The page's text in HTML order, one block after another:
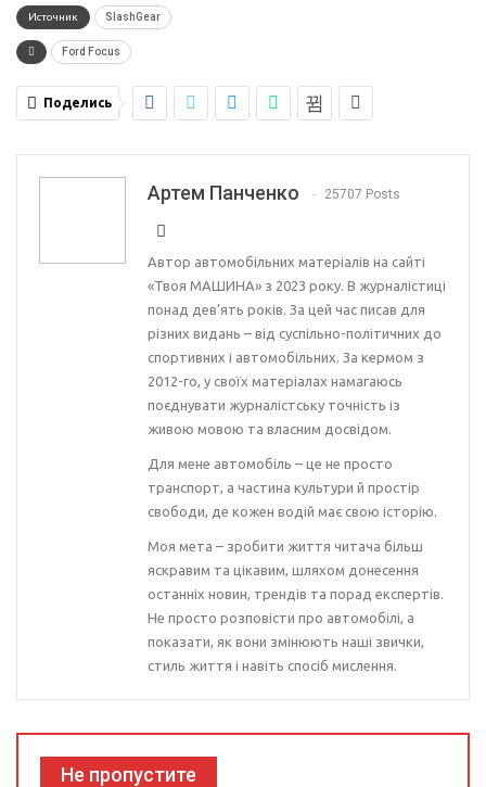
Источник SlashGear
Ford Focus
Поделись
Артем Панченко 25707 Posts
Автор автомобільних матеріалів на сайті
«Твоя МАШИНА» з 2023 року. В журналістиці
понад дев’ять років. За цей час писав для
різних видань – від суспільно-політичних до
спортивних і автомобільних. За кермом з
2012-го, у своїх матеріалах намагаюсь
поєднувати журналістську точність із
живою мовою та власним досвідом.
Для мене автомобіль – це не просто
транспорт, а частина культури й простір
свободи, де кожен водій має свою історію.
Моя мета – зробити життя читача більш
яскравим та цікавим, шляхом донесення
останніх новин, трендів та порад експертів.
Не просто розповісти про автомобілі, а
показати, як вони змінюють наші звички,
стиль життя і навіть спосіб мислення.
Не пропустите